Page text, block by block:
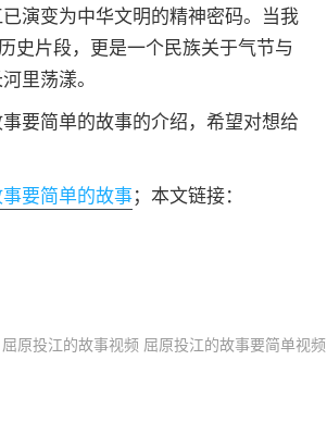
演变为中华文明的精神密码。当我
史片段，更是一个民族关于气节与
里荡漾。
要简单的故事的介绍，希望对想给
要简单的故事；本文链接：
屈原投江的故事视频 屈原投江的故事要简单视频